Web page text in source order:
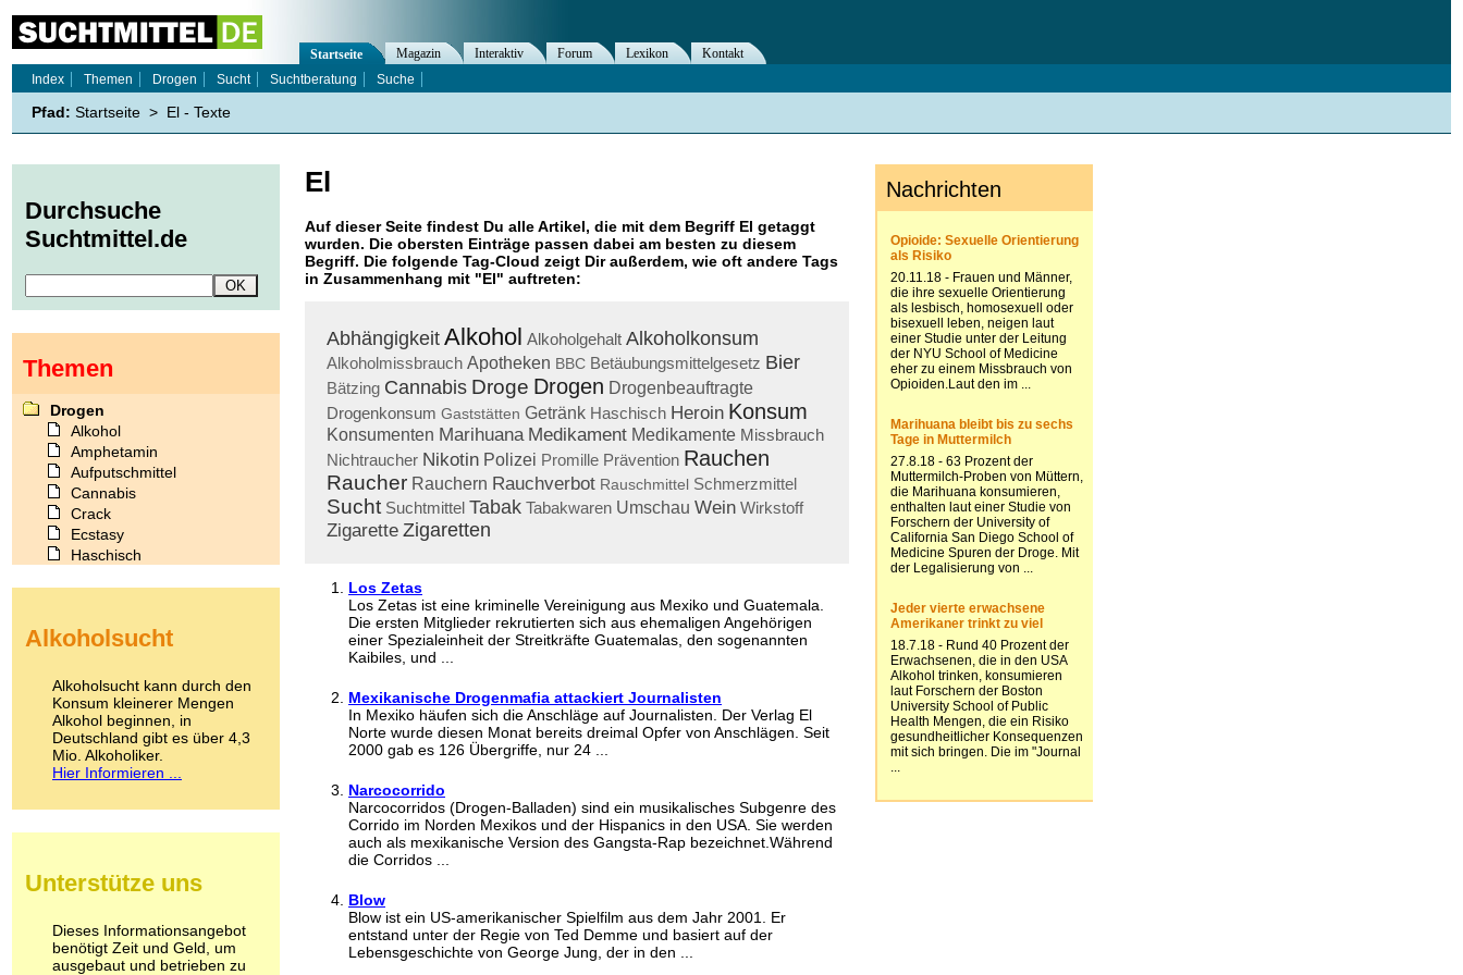
El
Auf dieser Seite findest Du alle Artikel, die mit dem Begriff El getaggt
wurden. Die obersten Einträge passen dabei am besten zu diesem
Begriff. Die folgende Tag-Cloud zeigt Dir außerdem, wie oft andere Tags
in Zusammenhang mit "El" auftreten:
Abhängigkeit Alkohol Alkoholgehalt Alkoholkonsum
Alkoholmissbrauch Apotheken BBC Betäubungsmittelgesetz Bier
Bätzing Cannabis Droge Drogen Drogenbeauftragte
Drogenkonsum Gaststätten Getränk Haschisch Heroin Konsum
Konsumenten Marihuana Medikament Medikamente Missbrauch
Nichtraucher Nikotin Polizei Promille Prävention Rauchen
Raucher Rauchern Rauchverbot Rauschmittel Schmerzmittel
Sucht Suchtmittel Tabak Tabakwaren Umschau Wein Wirkstoff
Zigarette Zigaretten
Los Zetas
Los Zetas ist eine kriminelle Vereinigung aus Mexiko und Guatemala.
Die ersten Mitglieder rekrutierten sich aus ehemaligen Angehörigen
einer Spezialeinheit der Streitkräfte Guatemalas, den sogenannten
Kaibiles, und ...
Mexikanische Drogenmafia attackiert Journalisten
In Mexiko häufen sich die Anschläge auf Journalisten. Der Verlag El
Norte wurde diesen Monat bereits dreimal Opfer von Anschlägen. Seit
2000 gab es 126 Übergriffe, nur 24 ...
Narcocorrido
Narcocorridos (Drogen-Balladen) sind ein musikalisches Subgenre des
Corrido im Norden Mexikos und der Hispanics in den USA. Sie werden
auch als mexikanische Version des Gangsta-Rap bezeichnet.Während
die Corridos ...
Blow
Blow ist ein US-amerikanischer Spielfilm aus dem Jahr 2001. Er
entstand unter der Regie von Ted Demme und basiert auf der
Lebensgeschichte von George Jung, der in den ...
Startseite Magazin Interaktiv Forum Lexikon
Kontakt
Index
Themen Drogen Sucht Suchtberatung Suche
Pfad: Startseite > El - Texte
Durchsuche
Suchtmittel.de
Themen
Drogen
Alkohol
Amphetamin
Aufputschmittel
Cannabis
Crack
Ecstasy
Haschisch
Kokain
LSD
Marihuana
Medikamente
Meskalin
Metamphetamin
Methadon
Pilze
Psychopharmaka
Schlafmittel
Schmerzmittel
Alkoholsucht
Alkoholsucht kann durch den
Konsum kleinerer Mengen
Alkohol beginnen, in
Deutschland gibt es über 4,3
Mio. Alkoholiker.
Hier Informieren ...
Unterstütze uns
Dieses Informationsangebot
benötigt Zeit und Geld, um
ausgebaut und betrieben zu